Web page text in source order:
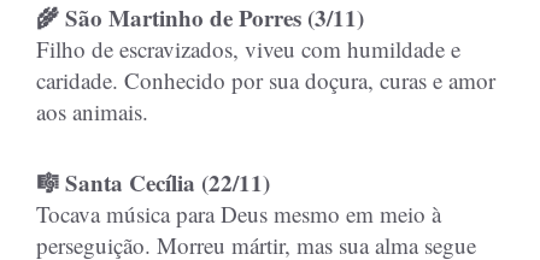
🌾 São Martinho de Porres (3/11)
Filho de escravizados, viveu com humildade e
caridade. Conhecido por sua doçura, curas e amor
aos animais.
🎼 Santa Cecília (22/11)
Tocava música para Deus mesmo em meio à
perseguição. Morreu mártir, mas sua alma segue